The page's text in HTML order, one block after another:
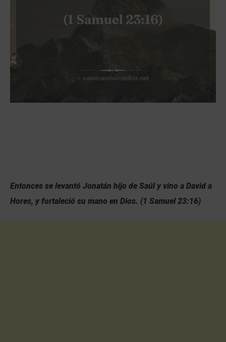
Entonces se levantó Jonatán hijo de Saúl y vino a David a
Hores, y fortaleció su mano en Dios. (1 Samuel 23:16)